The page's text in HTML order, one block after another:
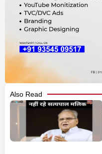
Also Read